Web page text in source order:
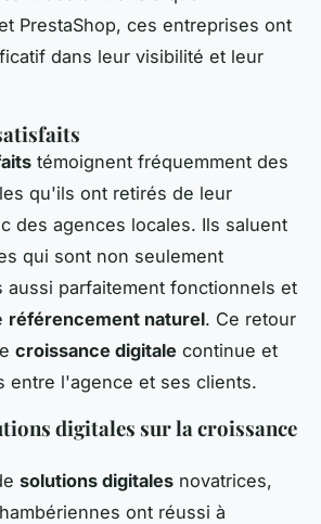
PrestaShop, ces entreprises ont
dans leur visibilité et leur
témoignent fréquemment des
qu'ils ont retirés de leur
des agences locales. Ils saluent
qui sont non seulement
aussi parfaitement fonctionnels et
référencement naturel. Ce retour
croissance digitale continue et
entre l'agence et ses clients.
digitales sur la croissance
solutions digitales novatrices,
ont réussi à